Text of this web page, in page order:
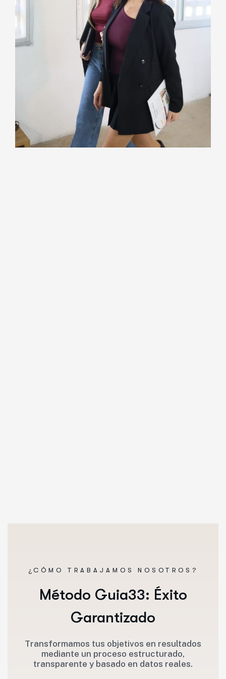
¿CÓMO TRABAJAMOS NOSOTROS?
Método Guia33: Éxito
Garantizado
Transformamos tus objetivos en resultados
mediante un proceso estructurado,
transparente y basado en datos reales.